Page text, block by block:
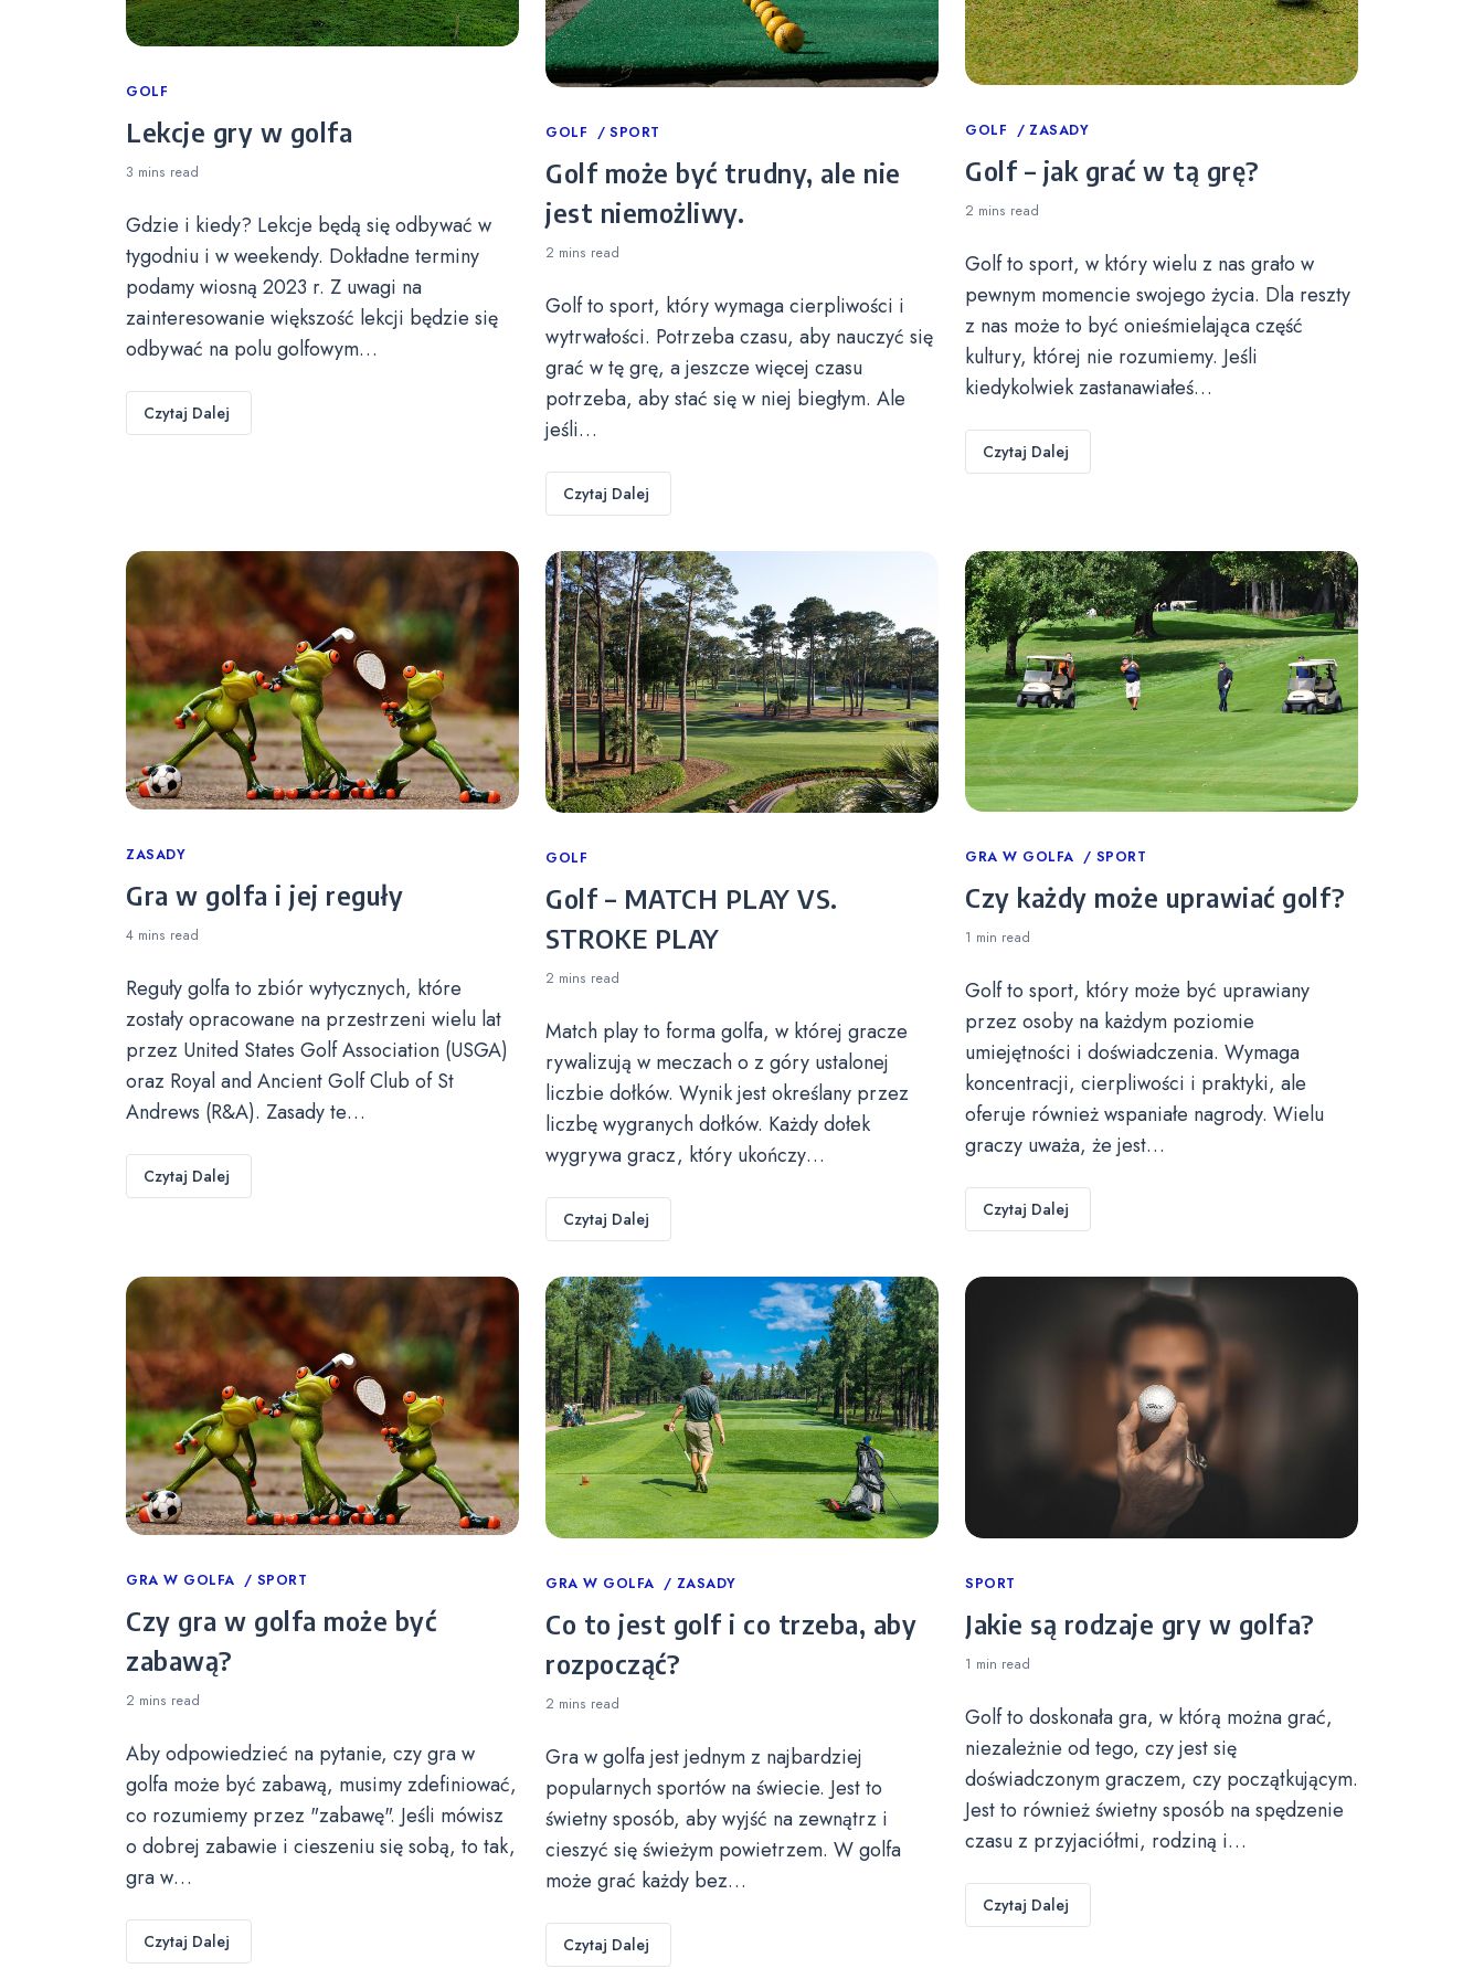
Categories
GOLF
Lekcje gry w golfa
3 mins read
Gdzie i kiedy? Lekcje będą się odbywać w
tygodniu i w weekendy. Dokładne terminy
podamy wiosną 2023 r. Z uwagi na
zainteresowanie większość lekcji będzie się
odbywać na polu golfowym…
Czytaj Dalej
Categories
GOLF SPORT
Golf może być trudny, ale nie
jest niemożliwy.
2 mins read
Golf to sport, który wymaga cierpliwości i
wytrwałości. Potrzeba czasu, aby nauczyć się
grać w tę grę, a jeszcze więcej czasu
potrzeba, aby stać się w niej biegłym. Ale
jeśli…
Czytaj Dalej
Categories
GOLF ZASADY
Golf – jak grać w tą grę?
2 mins read
Golf to sport, w który wielu z nas grało w
pewnym momencie swojego życia. Dla reszty
z nas może to być onieśmielająca część
kultury, której nie rozumiemy. Jeśli
kiedykolwiek zastanawiałeś…
Czytaj Dalej
Categories
ZASADY
Gra w golfa i jej reguły
4 mins read
Reguły golfa to zbiór wytycznych, które
zostały opracowane na przestrzeni wielu lat
przez United States Golf Association (USGA)
oraz Royal and Ancient Golf Club of St
Andrews (R&A). Zasady te…
Czytaj Dalej
Categories
GOLF
Golf – MATCH PLAY VS.
STROKE PLAY
2 mins read
Match play to forma golfa, w której gracze
rywalizują w meczach o z góry ustalonej
liczbie dołków. Wynik jest określany przez
liczbę wygranych dołków. Każdy dołek
wygrywa gracz, który ukończy…
Czytaj Dalej
Categories
GRA W GOLFA SPORT
Czy każdy może uprawiać golf?
1 min read
Golf to sport, który może być uprawiany
przez osoby na każdym poziomie
umiejętności i doświadczenia. Wymaga
koncentracji, cierpliwości i praktyki, ale
oferuje również wspaniałe nagrody. Wielu
graczy uważa, że jest…
Czytaj Dalej
Categories
GRA W GOLFA SPORT
Czy gra w golfa może być
zabawą?
2 mins read
Aby odpowiedzieć na pytanie, czy gra w
golfa może być zabawą, musimy zdefiniować,
co rozumiemy przez "zabawę". Jeśli mówisz
o dobrej zabawie i cieszeniu się sobą, to tak,
gra w…
Czytaj Dalej
Categories
GRA W GOLFA ZASADY
Co to jest golf i co trzeba, aby
rozpocząć?
2 mins read
Gra w golfa jest jednym z najbardziej
popularnych sportów na świecie. Jest to
świetny sposób, aby wyjść na zewnątrz i
cieszyć się świeżym powietrzem. W golfa
może grać każdy bez…
Czytaj Dalej
Categories
SPORT
Jakie są rodzaje gry w golfa?
1 min read
Golf to doskonała gra, w którą można grać,
niezależnie od tego, czy jest się
doświadczonym graczem, czy początkującym.
Jest to również świetny sposób na spędzenie
czasu z przyjaciółmi, rodziną i…
Czytaj Dalej